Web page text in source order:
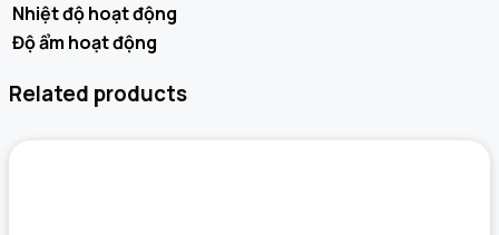
Nhiệt độ hoạt động
Độ ẩm hoạt động
Related products